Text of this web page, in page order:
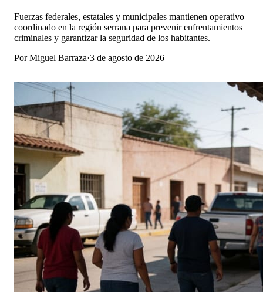
Fuerzas federales, estatales y municipales mantienen operativo
coordinado en la región serrana para prevenir enfrentamientos
criminales y garantizar la seguridad de los habitantes.
PorMiguel Barraza·3 de agosto de 2026